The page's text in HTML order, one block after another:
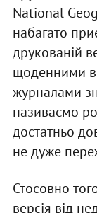
National
набагато
друкованій
щоденними
журналами
називаємо
достатньо
не дуже
Стосовно
версія від